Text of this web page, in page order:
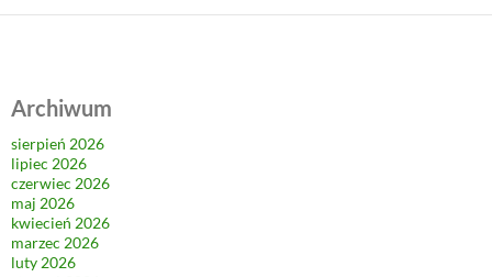
Archiwum
sierpień 2026
lipiec 2026
czerwiec 2026
maj 2026
kwiecień 2026
marzec 2026
luty 2026